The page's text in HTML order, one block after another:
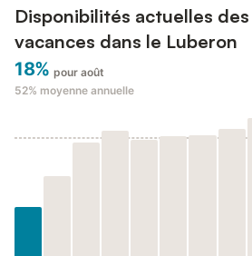
Disponibilités actuelles
vacances dans le Luberon
18% pour août
52% moyenne annuelle